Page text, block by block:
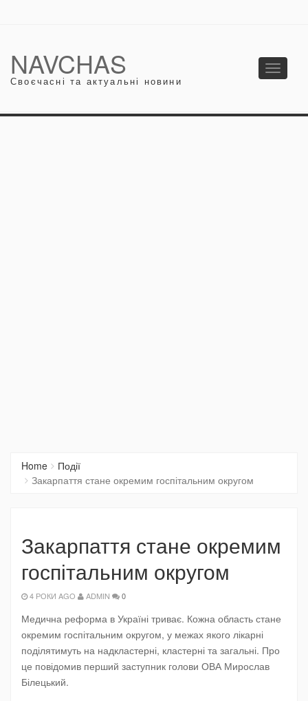
NAVCHAS
Своєчасні та актуальні новини
Toggle
Home
Події
Закарпаття стане окремим госпітальним округом
Закарпаття стане окремим
госпітальним округом
4 РОКИ AGO ADMIN 0
Медична реформа в Україні триває. Кожна область стане
окремим госпітальним округом, у межах якого лікарні
поділятимуть на надкластерні, кластерні та загальні. Про
це повідомив перший заступник голови ОВА Мирослав
Білецький.